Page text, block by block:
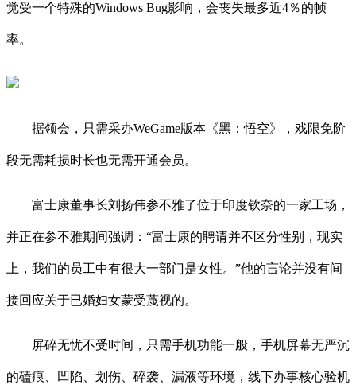
觉受一个特殊的Windows Bug影响，会丧失最多近4％的帧
率。
据领会，只需采办WeGame版本《黑：悟空》，戏限免阶
段无需耗损时长也无需开通会员。
富士康董事长刘扬伟参不雅了位于印度钦奈的一家工场，
并正在参不雅期间强调：“富士康的聘请并不区分性别，现实
上，我们的员工中有很大一部门是女性。”他的言论并没有间
接回应关于已婚妇女蒙受蔑视的。
屏碎无忧不受时间，只需手机功能一般，手机屏幕无严沉
的磕痕、凹陷、划伤、碎袭、漏液等环境，线下办事核心验机